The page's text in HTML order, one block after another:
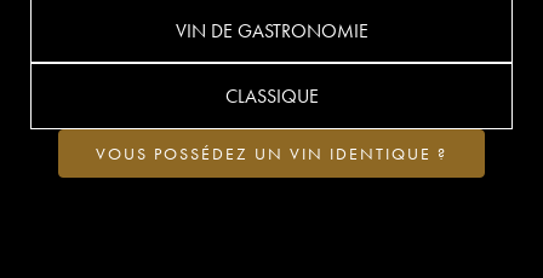
VIN DE GASTRONOMIE
CLASSIQUE
VOUS POSSÉDEZ UN VIN IDENTIQUE ?